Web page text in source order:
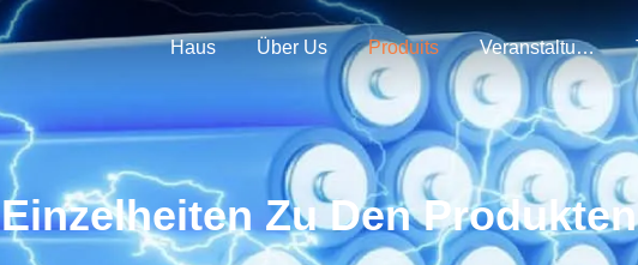
Haus Über Us Produits Veranstaltungen
Einzelheiten Zu Den Produkten